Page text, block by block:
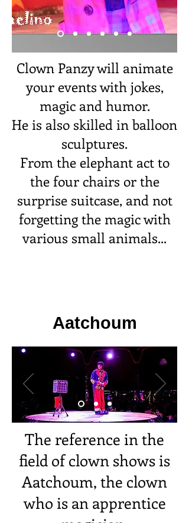
Clown Panzy will animate
your events with jokes,
magic and humor.
He is also skilled in balloon
sculptures.
From the elephant act to
the four chairs or the
surprise suitcase, and not
forgetting the magic with
various small animals...
Aatchoum
The reference in the
field of clown shows is
Aatchoum, the clown
who is an apprentice